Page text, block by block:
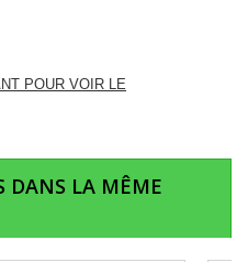
POUR VOIR LE
DANS LA MÊME